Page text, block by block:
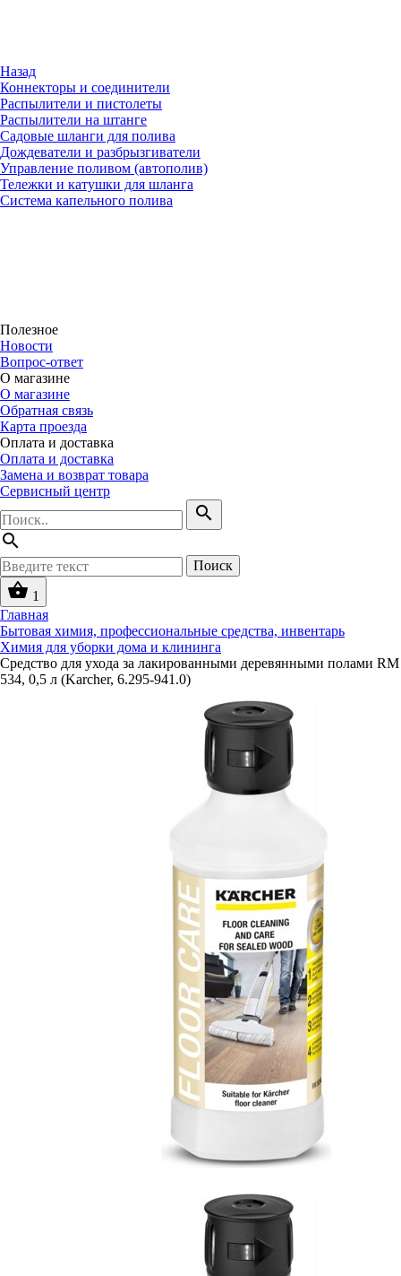
Назад
Коннекторы и соединители
Распылители и пистолеты
Распылители на штанге
Садовые шланги для полива
Дождеватели и разбрызгиватели
Управление поливом (автополив)
Тележки и катушки для шланга
Система капельного полива
Полезное
Новости
Вопрос-ответ
О магазине
О магазине
Обратная связь
Карта проезда
Оплата и доставка
Оплата и доставка
Замена и возврат товара
Сервисный центр
search
search
Поиск
shopping_basket 1
Главная
Бытовая химия, профессиональные средства, инвентарь
Химия для уборки дома и клининга
Средство для ухода за лакированными деревянными полами RM
534, 0,5 л (Karcher, 6.295-941.0)